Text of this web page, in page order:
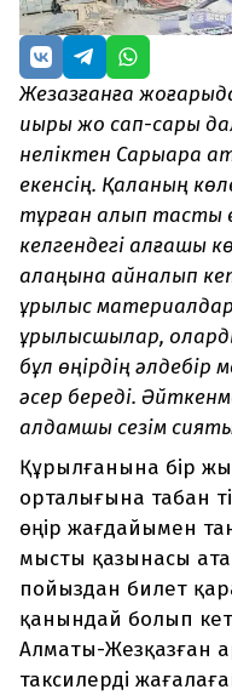
Жезқазғанға
қиыры жоқ сап-сары
неліктен Сарыарқа
екенсің. Қаланың
тұрған алып тасты
келгендегі алғашқы
алаңына айналып
құрылыс
құрылысшылар,
бұл өңірдің
әсер береді.
алдамшы сезім
Құрылғанына бір
орталығына табан
өңір жағдайымен
мысты қазынасы
пойыздан билет
қанындай болып
Алматы-Жезқазған
таксилерді